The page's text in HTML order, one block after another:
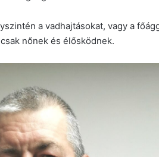
a vadhajtásokat, vagy a
nőnek és élősködnek.